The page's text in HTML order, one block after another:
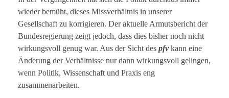
wieder bemüht, dieses Missverhältnis in unserer
Gesellschaft zu korrigieren. Der aktuelle Armutsbericht der
Bundesregierung zeigt jedoch, dass dies bisher noch nicht
wirkungsvoll genug war. Aus der Sicht des pfvkann eine
Änderung der Verhältnisse nur dann wirkungsvoll gelingen,
wenn Politik, Wissenschaft und Praxis eng
zusammenarbeiten.